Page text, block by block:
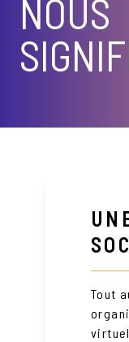
NOUS
Tout